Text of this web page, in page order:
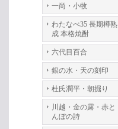
一尚・小牧
わたなべ35 長期樽熟
成 本格焼酎
六代目百合
銀の水・天の刻印
杜氏潤平・朝掘り
川越・金の露・赤と
んぼの詩